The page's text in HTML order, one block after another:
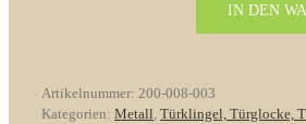
Namensfeldern
IN DEN
Artikelnummer: 200-008-003
Kategorien: Metall, Türklingel, Türglocke,